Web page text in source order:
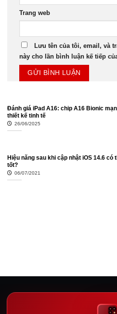
Trang web
Lưu tên của tôi, email, và
này cho lần bình luận kế tiếp
Đánh giá iPad A16: chip A16 Bionic
thiết kế tinh tế
26/06/2025
Hiệu năng sau khi cập nhật iOS 14.6 có
tốt?
06/07/2021